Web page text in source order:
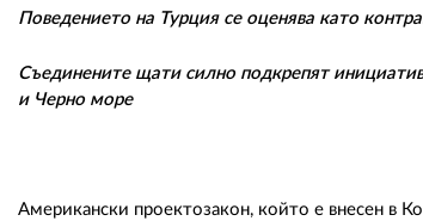
Поведението на Турция се оценява като
Съединените щати силно подкрепят
и Черно море
Американски проектозакон, който е внесен в